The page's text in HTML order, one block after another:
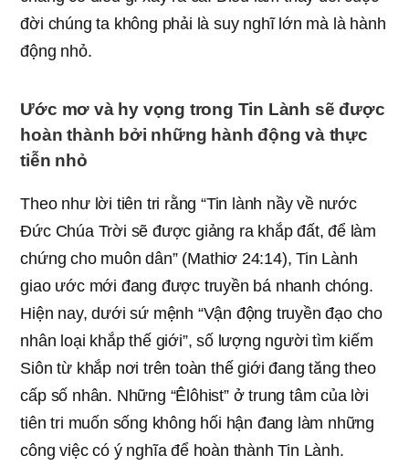
đời chúng ta không phải là suy nghĩ lớn mà là hành
động nhỏ.
Ước mơ và hy vọng trong Tin Lành sẽ được
hoàn thành bởi những hành động và thực
tiễn nhỏ
Theo như lời tiên tri rằng “Tin lành nầy về nước
Đức Chúa Trời sẽ được giảng ra khắp đất, để làm
chứng cho muôn dân” (Mathiơ 24:14), Tin Lành
giao ước mới đang được truyền bá nhanh chóng.
Hiện nay, dưới sứ mệnh “Vận động truyền đạo cho
nhân loại khắp thế giới”, số lượng người tìm kiếm
Siôn từ khắp nơi trên toàn thế giới đang tăng theo
cấp số nhân. Những “Êlôhist” ở trung tâm của lời
tiên tri muốn sống không hối hận đang làm những
công việc có ý nghĩa để hoàn thành Tin Lành.